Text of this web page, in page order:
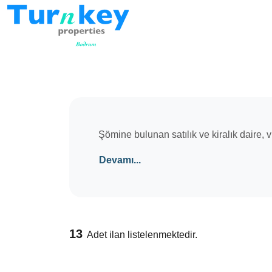
Şömine bulunan satılık ve kiralık daire,
Devamı...
13 Adet ilan listelenmektedir.